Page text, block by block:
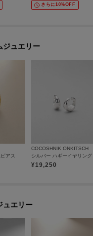
さらに10%OFF
ジュエリー
アス
COCOSHNIK ONKITSCH
¥19,250
ュエリー